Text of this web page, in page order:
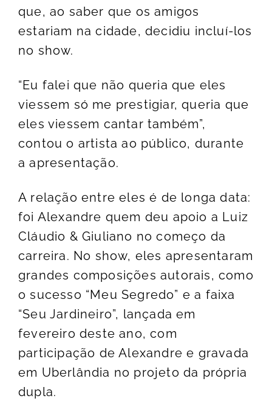
que, ao saber que os amigos
estariam na cidade, decidiu incluí-los
no show.
“Eu falei que não queria que eles
viessem só me prestigiar, queria que
eles viessem cantar também”,
contou o artista ao público, durante
a apresentação.
A relação entre eles é de longa data:
foi Alexandre quem deu apoio a Luiz
Cláudio & Giuliano no começo da
carreira. No show, eles apresentaram
grandes composições autorais, como
o sucesso “Meu Segredo” e a faixa
“Seu Jardineiro”, lançada em
fevereiro deste ano, com
participação de Alexandre e gravada
em Uberlândia no projeto da própria
dupla.